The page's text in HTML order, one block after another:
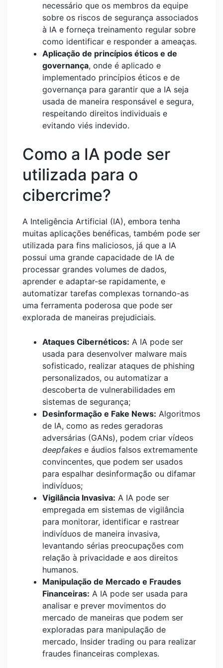
necessário que os membros da equipe
sobre os riscos de segurança associados
à IA e forneça treinamento regular sobre
como identificar e responder a ameaças.
Aplicação de princípios éticos e de
governança, onde é aplicado e
implementado princípios éticos e de
governança para garantir que a IA seja
usada de maneira responsável e segura,
respeitando direitos individuais e
evitando viés indevido.
Como a IA pode ser
utilizada para o
cibercrime?
A Inteligência Artificial (IA), embora tenha
muitas aplicações benéficas, também pode ser
utilizada para fins maliciosos, já que a IA
possui uma grande capacidade de IA de
processar grandes volumes de dados,
aprender e adaptar-se rapidamente, e
automatizar tarefas complexas tornando-as
uma ferramenta poderosa que pode ser
explorada de maneiras prejudiciais.
Ataques Cibernéticos: A IA pode ser
usada para desenvolver malware mais
sofisticado, realizar ataques de phishing
personalizados, ou automatizar a
descoberta de vulnerabilidades em
sistemas de segurança;
Desinformação e Fake News: Algoritmos
de IA, como as redes geradoras
adversárias (GANs), podem criar vídeos
deepfakes e áudios falsos extremamente
convincentes, que podem ser usados
para espalhar desinformação ou difamar
indivíduos;
Vigilância Invasiva: A IA pode ser
empregada em sistemas de vigilância
para monitorar, identificar e rastrear
indivíduos de maneira invasiva,
levantando sérias preocupações com
relação à privacidade e aos direitos
humanos.
Manipulação de Mercado e Fraudes
Financeiras: A IA pode ser usada para
analisar e prever movimentos do
mercado de maneiras que podem ser
exploradas para manipulação de
mercado, Insider trading ou para realizar
fraudes financeiras complexas.